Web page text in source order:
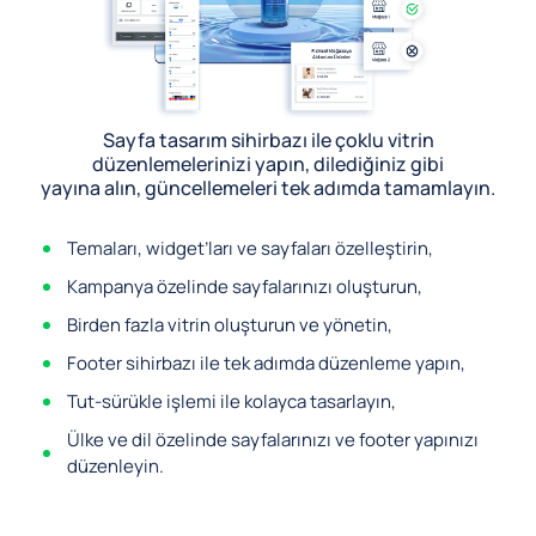
Sayfa tasarım sihirbazı ile çoklu vitrin
düzenlemelerinizi yapın, dilediğiniz gibi
yayına alın, güncellemeleri tek adımda tamamlayın.
Temaları, widget’ları ve sayfaları özelleştirin,
Kampanya özelinde sayfalarınızı oluşturun,
Birden fazla vitrin oluşturun ve yönetin,
Footer sihirbazı ile tek adımda düzenleme yapın,
Tut-sürükle işlemi ile kolayca tasarlayın,
Ülke ve dil özelinde sayfalarınızı ve footer yapınızı
düzenleyin.